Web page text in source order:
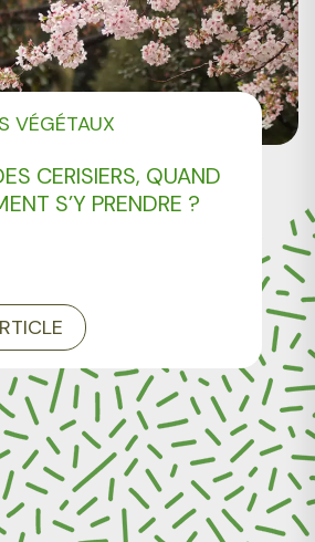
CERISIERS, QUAND
S’Y PRENDRE ?
VÉGÉTAUX